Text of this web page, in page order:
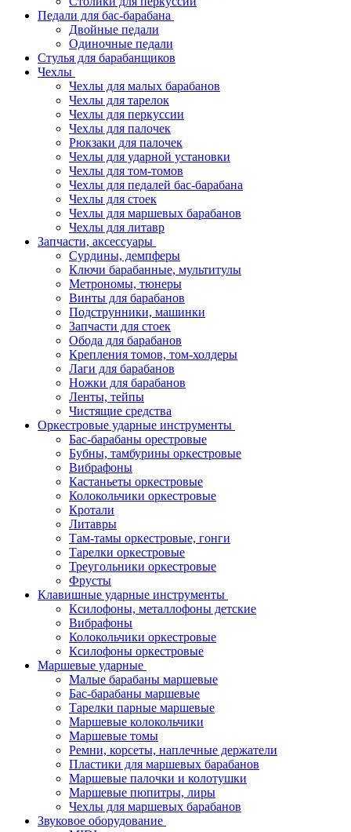
Педали для бас-барабана
Двойные педали
Одиночные педали
Стулья для барабанщиков
Чехлы
Чехлы для малых барабанов
Чехлы для тарелок
Чехлы для перкуссии
Чехлы для палочек
Рюкзаки для палочек
Чехлы для ударной установки
Чехлы для том-томов
Чехлы для педалей бас-барабана
Чехлы для стоек
Чехлы для маршевых барабанов
Чехлы для литавр
Запчасти, аксессуары
Сурдины, демпферы
Ключи барабанные, мультитулы
Метрономы, тюнеры
Винты для барабанов
Подструнники, машинки
Запчасти для стоек
Обода для барабанов
Крепления томов, том-холдеры
Лаги для барабанов
Ножки для барабанов
Ленты, тейпы
Чистящие средства
Оркестровые ударные инструменты
Бас-барабаны орестровые
Бубны, тамбурины оркестровые
Вибрафоны
Кастаньеты оркестровые
Колокольчики оркестровые
Кротали
Литавры
Там-тамы оркестровые, гонги
Тарелки оркестровые
Треугольники оркестровые
Фрусты
Клавишные ударные инструменты
Ксилофоны, металлофоны детские
Вибрафоны
Колокольчики оркестровые
Ксилофоны оркестровые
Маршевые ударные
Малые барабаны маршевые
Бас-барабаны маршевые
Тарелки парные маршевые
Маршевые колокольчики
Маршевые томы
Ремни, корсеты, наплечные держатели
Пластики для маршевых барабанов
Маршевые палочки и колотушки
Маршевые пюпитры, лиры
Чехлы для маршевых барабанов
Звуковое оборудование